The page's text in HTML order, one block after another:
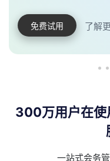
后台可添加多个酒店、
支持添加不同酒店
支持预订数据导出